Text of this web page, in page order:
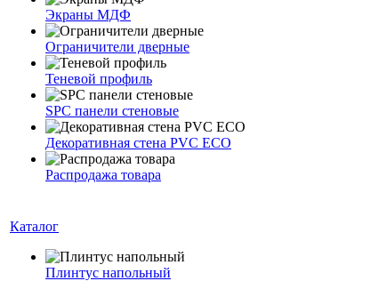
Экраны МДФ
Ограничители дверные
Теневой профиль
SPC панели стеновые
Декоративная стена PVC ECO
Распродажа товара
Каталог
Плинтус напольный